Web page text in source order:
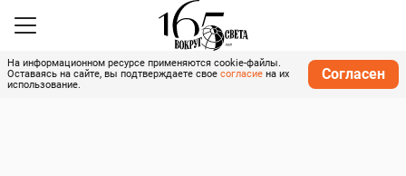
На информационном ресурсе применяются cookie-файлы.
Оставаясь на сайте, вы подтверждаете свое согласие на их
использование.
Согласен